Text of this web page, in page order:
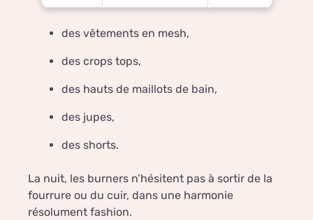
des vêtements en mesh,
des crops tops,
des hauts de maillots de bain,
des jupes,
des shorts.
La nuit, les burners n’hésitent pas à sortir de la
fourrure ou du cuir, dans une harmonie
résolument fashion.